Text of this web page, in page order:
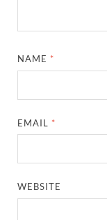
NAME *
EMAIL *
WEBSITE